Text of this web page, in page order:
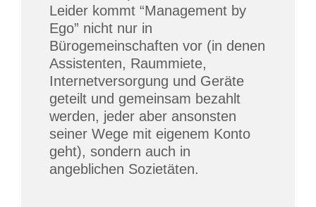
Leider kommt “Management by
Ego” nicht nur in
Bürogemeinschaften vor (in denen
Assistenten, Raummiete,
Internetversorgung und Geräte
geteilt und gemeinsam bezahlt
werden, jeder aber ansonsten
seiner Wege mit eigenem Konto
geht), sondern auch in
angeblichen Sozietäten.